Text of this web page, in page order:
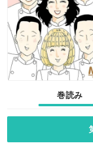
巻読み